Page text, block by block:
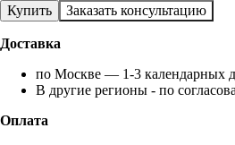
Купить
Заказать консультацию
Доставка
по Москве — 1-3 календарных
В другие регионы - по
Оплата